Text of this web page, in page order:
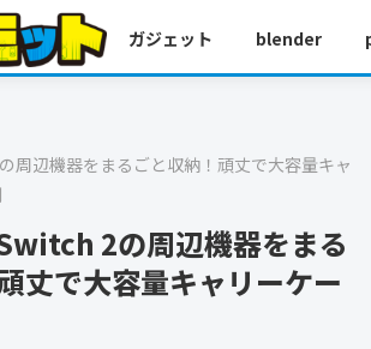
ガジェット blender
周辺機器をまるごと収納！頑丈で大容量キャ
2の周辺機器をまる
丈で大容量キャリーケー